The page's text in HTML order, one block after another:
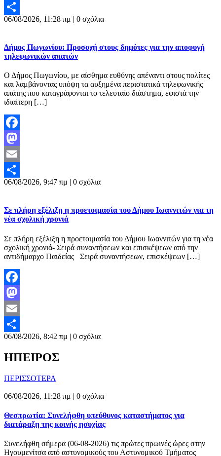
Email
Μοιραστείτε
06/08/2026, 11:28 πμ | 0 σχόλια
Δήμος Πωγωνίου: Προσοχή στους δημότες για την αποφυγή
τηλεφωνικών απατών
Ο Δήμος Πωγωνίου, με αίσθημα ευθύνης απέναντι στους πολίτες
και λαμβάνοντας υπόψη τα αυξημένα περιστατικά τηλεφωνικής
απάτης που καταγράφονται το τελευταίο διάστημα, εφιστά την
ιδιαίτερη […]
Facebook
Mastodon
Email
Μοιραστείτε
06/08/2026, 9:47 πμ | 0 σχόλια
Σε πλήρη εξέλιξη η προετοιμασία του Δήμου Ιωαννιτών για τη
νέα σχολική χρονιά
Σε πλήρη εξέλιξη η προετοιμασία του Δήμου Ιωαννιτών για τη νέα
σχολική χρονιά- Σειρά συναντήσεων και επισκέψεων από την
αντιδήμαρχο Παιδείας Σειρά συναντήσεων, επισκέψεων […]
Facebook
Mastodon
Email
Μοιραστείτε
06/08/2026, 8:42 πμ | 0 σχόλια
ΗΠΕΙΡΟΣ
ΠΕΡΙΣΣΟΤΕΡΑ
06/08/2026, 11:28 πμ | 0 σχόλια
Θεσπρωτία: Συνελήφθη υπεύθυνος καταστήματος για
διατάραξη της κοινής ησυχίας
Συνελήφθη σήμερα (06-08-2026) τις πρώτες πρωινές ώρες στην
Ηγουμενίτσα από αστυνομικούς του Αστυνομικού Τμήματος